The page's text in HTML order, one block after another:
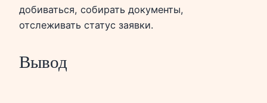
добиваться, собирать документы,
отслеживать статус заявки.
Вывод